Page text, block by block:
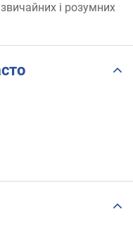
і розумних